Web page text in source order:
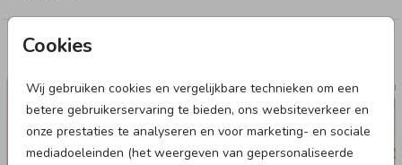
Cookies
Wij gebruiken cookies en vergelijkbare technieken om een
betere gebruikerservaring te bieden, ons websiteverkeer en
onze prestaties te analyseren en voor marketing- en sociale
mediadoeleinden (het weergeven van gepersonaliseerde
Deze designs vind je misschien ook leuk
MEMORYBOX